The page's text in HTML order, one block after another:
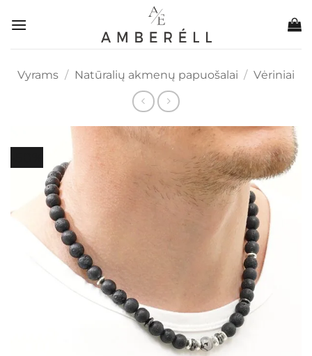
Vyrams / Natūralių akmenų papuošalai / Vėriniai